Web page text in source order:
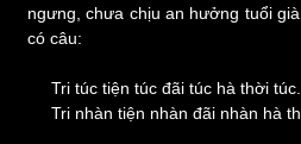
ngưng, chưa chịu an hưởng tuổi
có câu:
Tri túc tiện túc đãi túc hà thời túc.
Tri nhàn tiện nhàn đãi nhàn hà